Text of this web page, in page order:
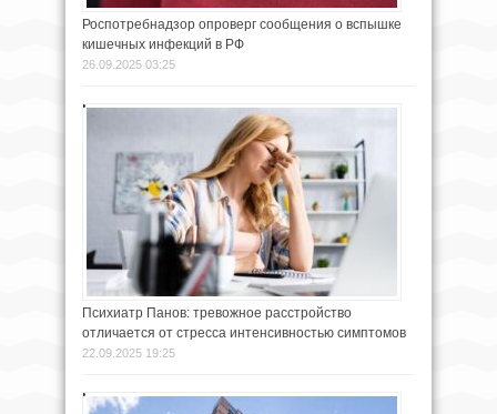
Роспотребнадзор опроверг сообщения о вспышке
кишечных инфекций в РФ
26.09.2025 03:25
Психиатр Панов: тревожное расстройство
отличается от стресса интенсивностью симптомов
22.09.2025 19:25